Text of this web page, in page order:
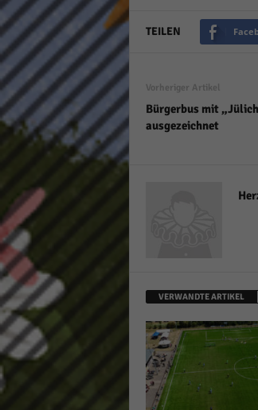
TEILEN
Vorheriger Artikel
Bürgerbus mit
ausgezeichnet
VERWANDTE ARTIKEL